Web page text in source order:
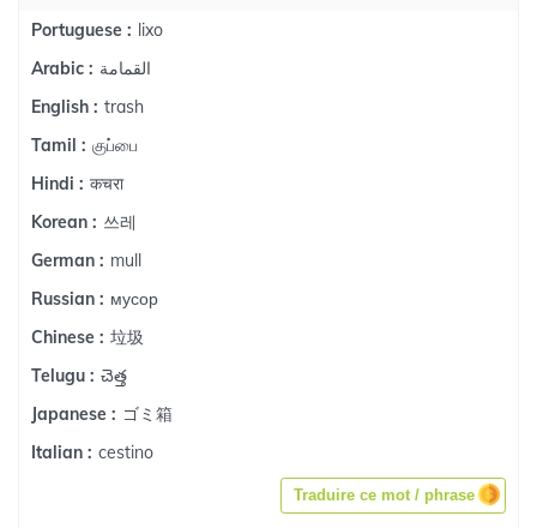
Portuguese : lixo
Arabic : القمامة
English : trash
Tamil : குப்பை
Hindi : कचरा
Korean : 쓰레
German : mull
Russian : мусор
Chinese : 垃圾
Telugu : చెత్త
Japanese : ゴミ箱
Italian : cestino
Traduire ce mot / phrase